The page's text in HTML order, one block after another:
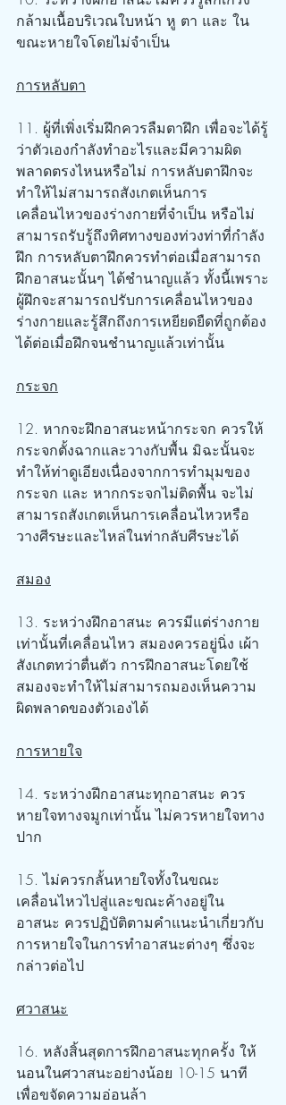
กล้ามเนื้อบริเวณใบหน้า หู ตา และ ใน
ขณะหายใจโดยไม่จำเป็น
การหลับตา
11. ผู้ที่เพิ่งเริ่มฝึกควรลืมตาฝึก เพื่อจะได้รู้
ว่าตัวเองกำลังทำอะไรและมีความผิด
พลาดตรงไหนหรือไม่ การหลับตาฝึกจะ
ทำให้ไม่สามารถสังเกตเห็นการ
เคลื่อนไหวของร่างกายที่จำเป็น หรือไม่
สามารถรับรู้ถึงทิศทางของท่วงท่าที่กำลัง
ฝึก การหลับตาฝึกควรทำต่อเมื่อสามารถ
ฝึกอาสนะนั้นๆ ได้ชำนาญแล้ว ทั้งนี้เพราะ
ผู้ฝึกจะสามารถปรับการเคลื่อนไหวของ
ร่างกายและรู้สึกถึงการเหยียดยืดที่ถูกต้อง
ได้ต่อเมื่อฝึกจนชำนาญแล้วเท่านั้น
กระจก
12. หากจะฝึกอาสนะหน้ากระจก ควรให้
กระจกตั้งฉากและวางกับพื้น มิฉะนั้นจะ
ทำให้ท่าดูเอียงเนื่องจากการทำมุมของ
กระจก และ หากกระจกไม่ติดพื้น จะไม่
สามารถสังเกตเห็นการเคลื่อนไหวหรือ
วางศีรษะและไหล่ในท่ากลับศีรษะได้
สมอง
13. ระหว่างฝึกอาสนะ ควรมีแต่ร่างกาย
เท่านั้นที่เคลื่อนไหว สมองควรอยู่นิ่ง เผ้า
สังเกตทว่าตื่นตัว การฝึกอาสนะโดยใช้
สมองจะทำให้ไม่สามารถมองเห็นความ
ผิดพลาดของตัวเองได้
การหายใจ
14. ระหว่างฝีกอาสนะทุกอาสนะ ควร
หายใจทางจมูกเท่านั้น ไม่ควรหายใจทาง
ปาก
15. ไม่ควรกลั้นหายใจทั้งในขณะ
เคลื่อนไหวไปสู่และขณะค้างอยู่ใน
อาสนะ ควรปฏิบัติตามคำแนะนำเกี่ยวกับ
การหายใจในการทำอาสนะต่างๆ ซึ่งจะ
กล่าวต่อไป
ศวาสนะ
16. หลังสิ้นสุดการฝึกอาสนะทุกครั้ง ให้
นอนในศวาสนะอย่างน้อย 10-15 นาที
เพื่อขจัดความอ่อนล้า